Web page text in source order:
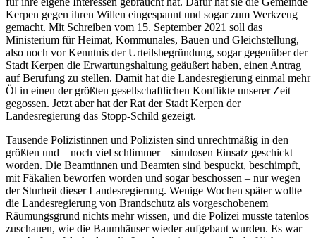
Kerpen gegen ihren Willen eingespannt und sogar zum Werkzeug
gemacht. Mit Schreiben vom 15. September 2021 soll das
Ministerium für Heimat, Kommunales, Bauen und Gleichstellung,
also noch vor Kenntnis der Urteilsbegründung, sogar gegenüber der
Stadt Kerpen die Erwartungshaltung geäußert haben, einen Antrag
auf Berufung zu stellen. Damit hat die Landesregierung einmal mehr
Öl in einen der größten gesellschaftlichen Konflikte unserer Zeit
gegossen. Jetzt aber hat der Rat der Stadt Kerpen der
Landesregierung das Stopp-Schild gezeigt.
Tausende Polizistinnen und Polizisten sind unrechtmäßig in den
größten und – noch viel schlimmer – sinnlosen Einsatz geschickt
worden. Die Beamtinnen und Beamten sind bespuckt, beschimpft,
mit Fäkalien beworfen worden und sogar beschossen – nur wegen
der Sturheit dieser Landesregierung. Wenige Wochen später wollte
die Landesregierung von Brandschutz als vorgeschobenem
Räumungsgrund nichts mehr wissen, und die Polizei musste tatenlos
zuschauen, wie die Baumhäuser wieder aufgebaut wurden. Es war